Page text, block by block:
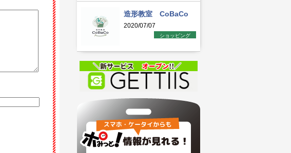
造形教室 CoBaCo
2020/07/07
ショッピング